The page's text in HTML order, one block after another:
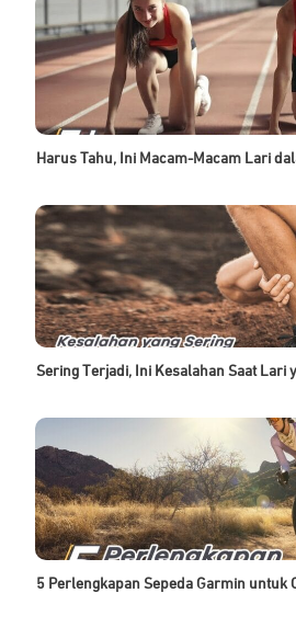
Harus Tahu, Ini Macam-Macam Lari
Sering Terjadi, Ini Kesalahan Saat Lari
5 Perlengkapan Sepeda Garmin untuk